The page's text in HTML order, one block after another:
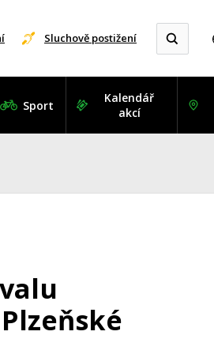
Sluchově postižení
Sport
Kalendář
akcí